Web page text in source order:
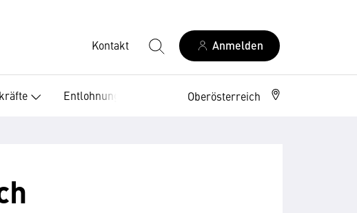
Kontakt Anmelden
Entlohnung Arbeitsrecht
Oberösterreich